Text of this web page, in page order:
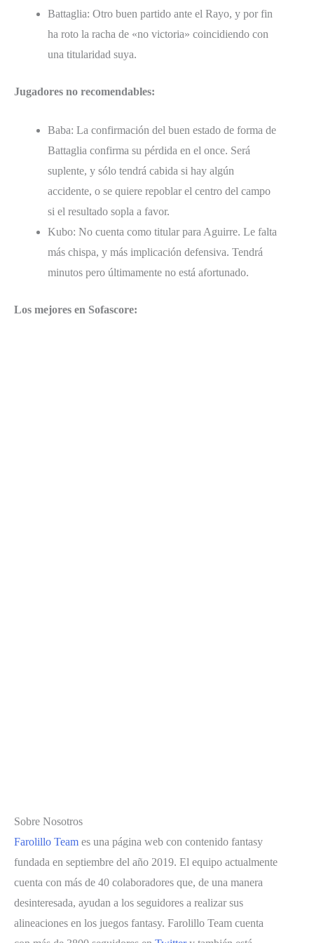
Battaglia: Otro buen partido ante el Rayo, y por fin
ha roto la racha de «no victoria» coincidiendo con
una titularidad suya.
Jugadores no recomendables:
Baba: La confirmación del buen estado de forma de
Battaglia confirma su pérdida en el once. Será
suplente, y sólo tendrá cabida si hay algún
accidente, o se quiere repoblar el centro del campo
si el resultado sopla a favor.
Kubo: No cuenta como titular para Aguirre. Le falta
más chispa, y más implicación defensiva. Tendrá
minutos pero últimamente no está afortunado.
Los mejores en Sofascore:
Sobre Nosotros
Farolillo Team es una página web con contenido fantasy
fundada en septiembre del año 2019. El equipo actualmente
cuenta con más de 40 colaboradores que, de una manera
desinteresada, ayudan a los seguidores a realizar sus
alineaciones en los juegos fantasy. Farolillo Team cuenta